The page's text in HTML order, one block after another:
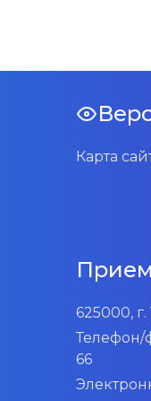
Карта
625000,
Телефон/
66